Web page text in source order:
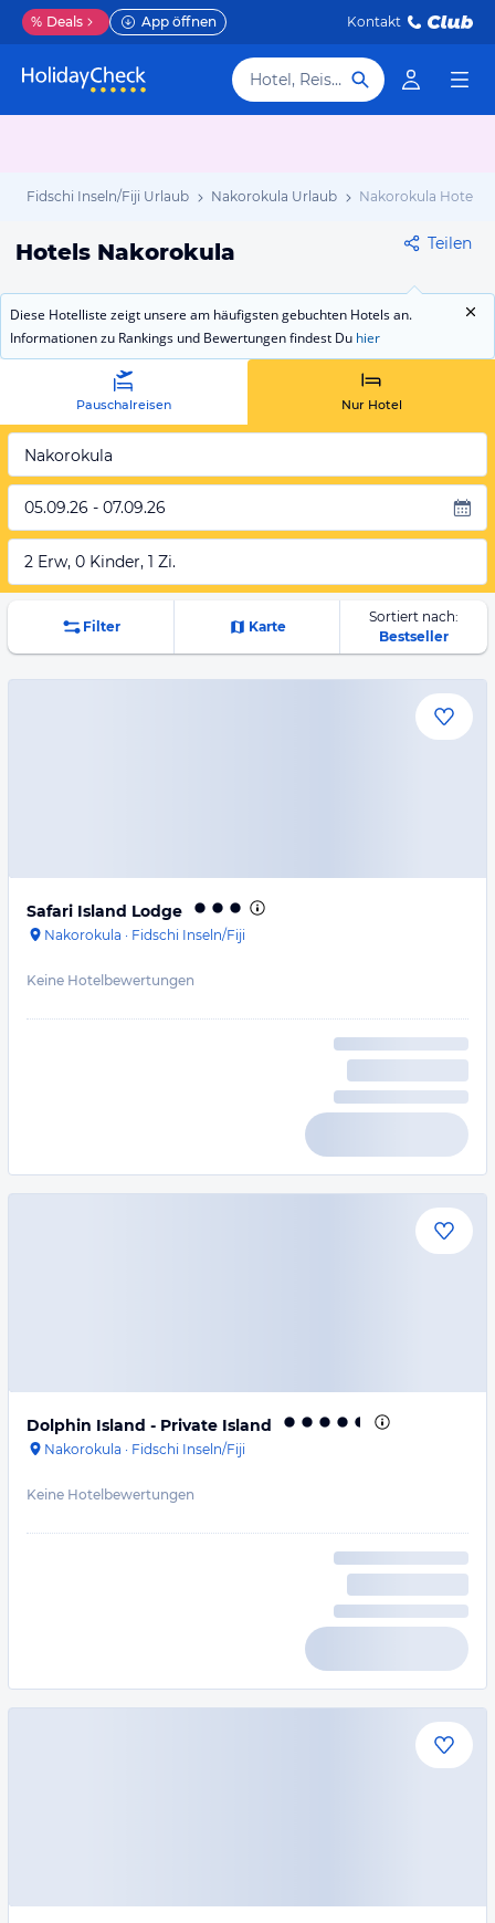
% Deals App öffnen Kontakt
Hotel, Reiseziel
Fidschi Inseln/Fiji Urlaub Nakorokula Urlaub Nakorokula Hotels
Hotels Nakorokula Teilen
Diese Hotelliste zeigt unsere am häufigsten gebuchten Hotels an.
Informationen zu Rankings und Bewertungen findest Du hier
Pauschalreisen Nur Hotel
Nakorokula
05.09.26 - 07.09.26
2 Erw, 0 Kinder, 1 Zi.
Filter Karte
Sortiert nach:
Bestseller
Safari Island Lodge
Nakorokula · Fidschi Inseln/Fiji
Keine Hotelbewertungen
Dolphin Island - Private Island
Nakorokula · Fidschi Inseln/Fiji
Keine Hotelbewertungen